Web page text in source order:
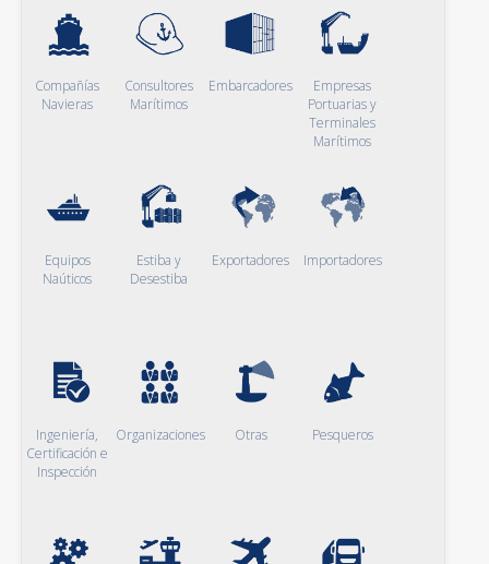
Compañías
Navieras
Consultores
Marítimos
Embarcadores
Empresas
Portuarias y
Terminales
Marítimos
Equipos
Naúticos
Estiba y
Desestiba
Exportadores Importadores
Ingeniería,
Certificación e
Inspección
Organizaciones Otras Pesqueros